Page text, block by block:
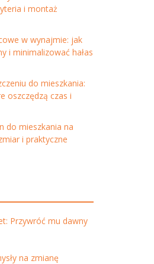
i montaż
w wynajmie: jak
i minimalizować hałas
do mieszkania:
oszczędzą czas i
do mieszkania na
i praktyczne
Przywróć mu dawny
na zmianę